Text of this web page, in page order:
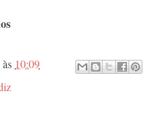
às 10:09